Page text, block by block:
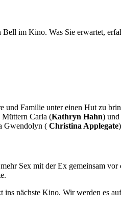
im Kino. Was Sie erwartet,
und Familie unter einen Hut zu
Müttern Carla (Kathryn Hahn)
Gwendolyn ( Christina Applegate
Sex mit der Ex gemeinsam
ins nächste Kino. Wir werden es